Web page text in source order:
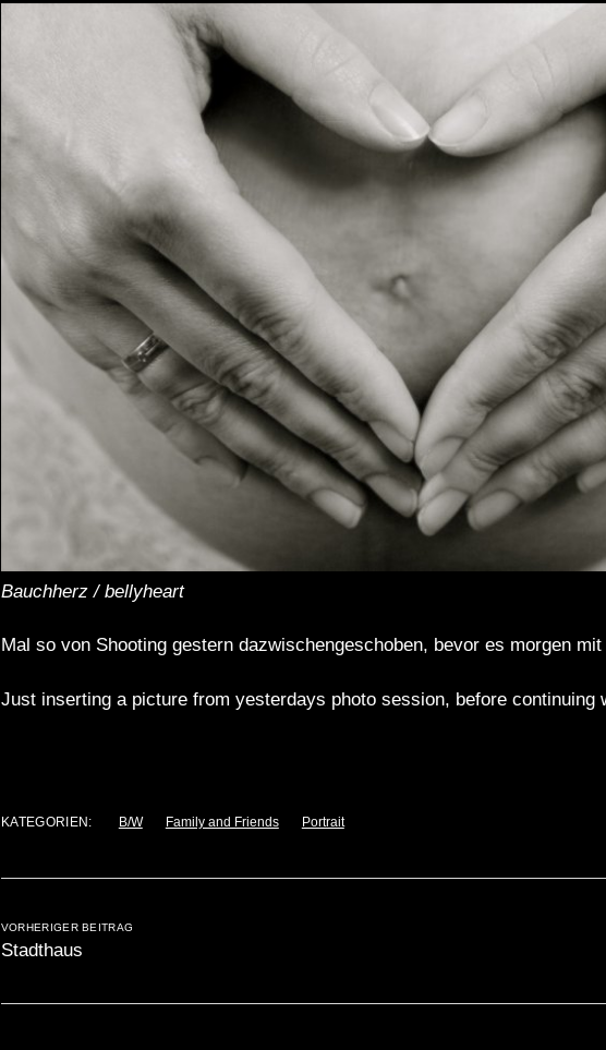
Bauchherz / bellyheart
Mal so von Shooting gestern dazwischengeschoben, bevor es morgen
Just inserting a picture from yesterdays photo session, before continuing
KATEGORIEN: B/W Family and Friends Portrait
VORHERIGER BEITRAG
Stadthaus